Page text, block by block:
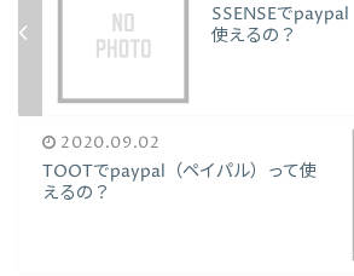
SSENSEで
使えるの？
2020.09.02
TOOTでpaypal（ペイパル）って使
えるの？